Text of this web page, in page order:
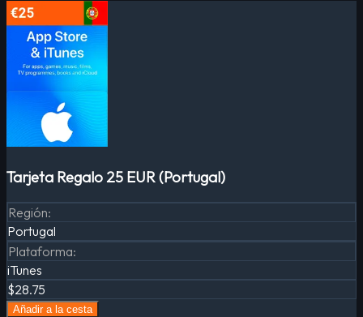
Tarjeta Regalo 25 EUR (Portugal)
Región:
Portugal
Plataforma:
iTunes
$28.75
Añadir a la cesta